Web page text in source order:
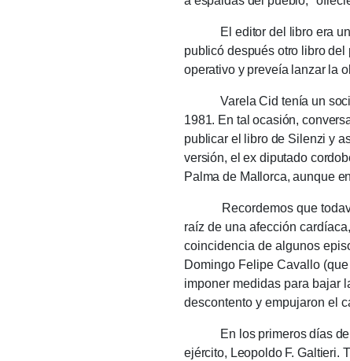
El editor del libro era un
publicó después otro libro
operativo y preveía lanzar la
Varela Cid tenía un socio
1981. En tal ocasión,
publicar el libro de Silenzi y
versión, el ex diputado
Palma de Mallorca, aunque
Recordemos que todavía
raíz de una afección
coincidencia de algunos
Domingo Felipe Cavallo
imponer medidas para bajar
descontento y empujaron el
En los primeros días de
ejército, Leopoldo F. Galtieri.